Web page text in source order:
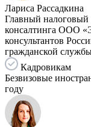
Лариса Рассадкина
Главный налоговый
консалтинга ООО
консультантов
гражданской
Кадровикам
Безвизовые
году